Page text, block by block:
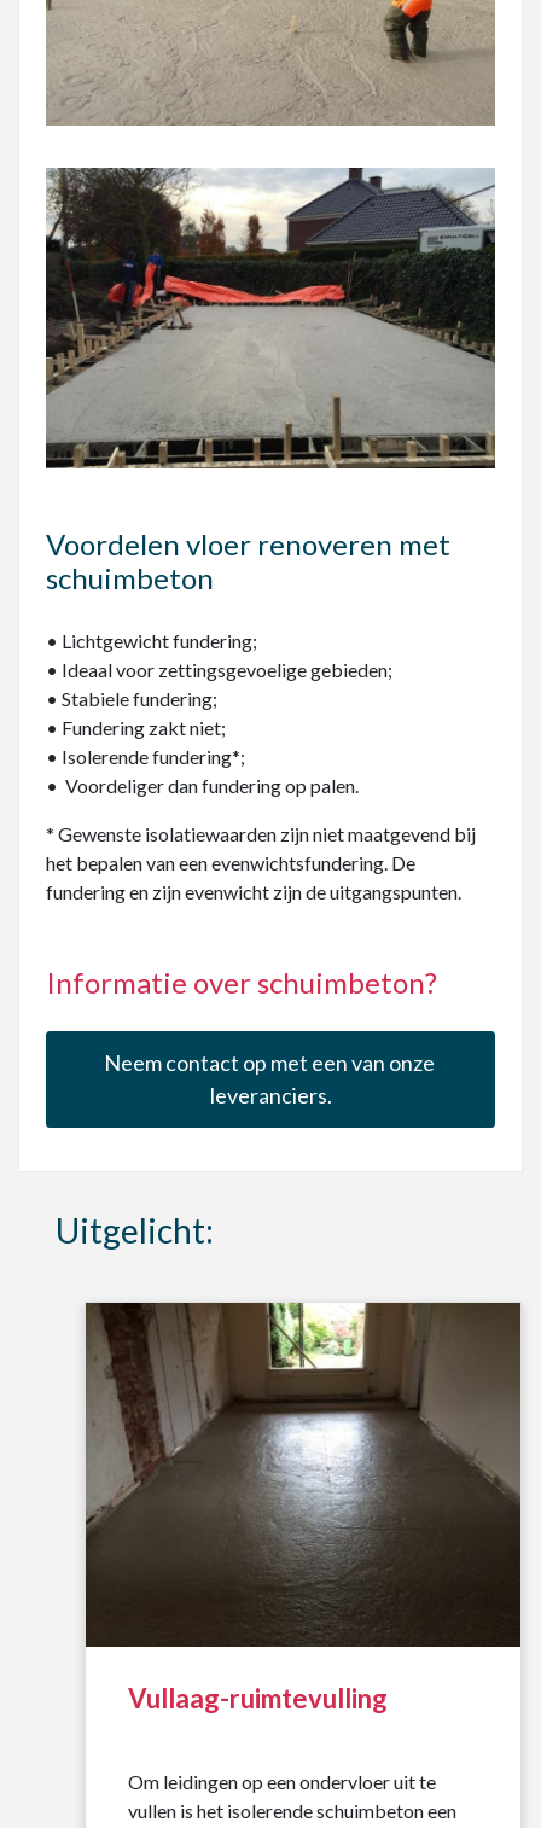
Voordelen vloer renoveren met
schuimbeton
• Lichtgewicht fundering;
• Ideaal voor zettingsgevoelige gebieden;
• Stabiele fundering;
• Fundering zakt niet;
• Isolerende fundering*;
• Voordeliger dan fundering op palen.
* Gewenste isolatiewaarden zijn niet maatgevend bij
het bepalen van een evenwichtsfundering. De
fundering en zijn evenwicht zijn de uitgangspunten.
Informatie over schuimbeton?
Neem contact op met een van onze
leveranciers.
Uitgelicht:
Vullaag-ruimtevulling
Om leidingen op een ondervloer uit te
vullen is het isolerende schuimbeton een